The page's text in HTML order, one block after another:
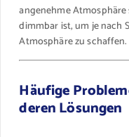
angenehme
dimmbar ist, um je nach
Atmosphäre zu schaffen.
Häufige
deren Lösungen